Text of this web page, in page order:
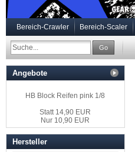
Bereich-Crawler Bereich-Scaler
Go
Angebote
HB Block Reifen pink 1/8
Statt 14,90 EUR
Nur 10,90 EUR
Hersteller